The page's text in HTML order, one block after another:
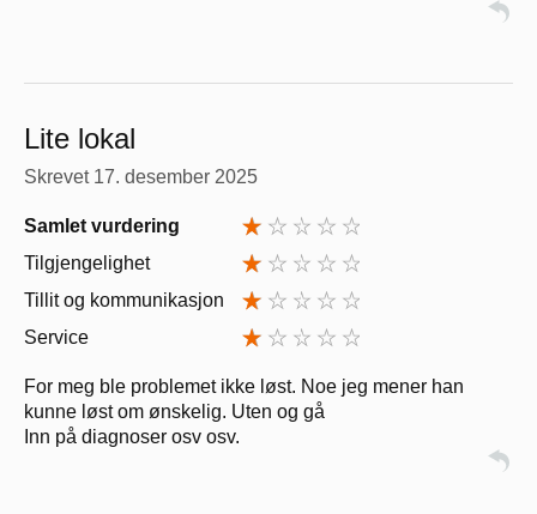
Lite lokal
Skrevet 17. desember 2025
Samlet vurdering
Tilgjengelighet
Tillit og kommunikasjon
Service
For meg ble problemet ikke løst. Noe jeg mener han
kunne løst om ønskelig. Uten og gå
Inn på diagnoser osv osv.